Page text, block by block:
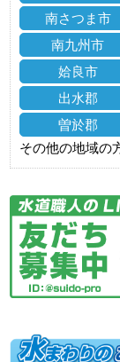
南さつま市
南九州市
姶良市
出水郡
曽於郡
その他の地域の